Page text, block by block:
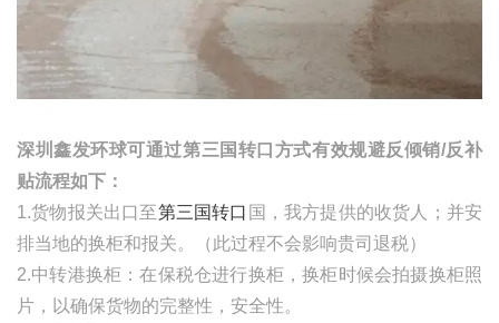
深圳鑫发环球可通过第三国转口方式有效规避反倾销/反补
贴流程如下：
1.货物报关出口至第三国转口 国，我方提供的收货人；并安
排当地的换柜和报关。（此过程不会影响贵司退税）
2.中转港换柜：在保税仓进行换柜，换柜时候会拍摄换柜照
片，以确保货物的完整性，安全性。